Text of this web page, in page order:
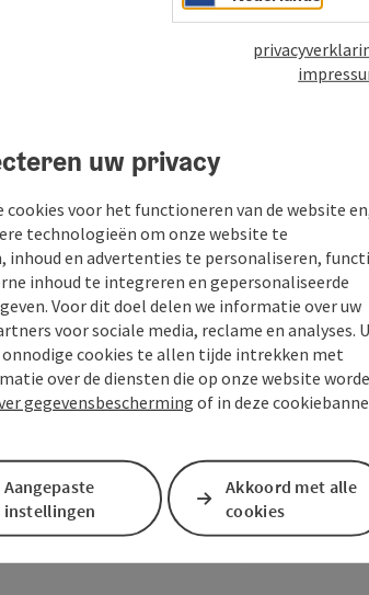
– Liebenau – Tanner
– St. Georgen/W. –
terug naar het hotel (ca. 85
– St. Thomas – Bad
themen/sommer-im-
tour-de-alm.html
uw privacy
voor het functioneren van de website
technologieën om onze website te
en advertenties te personaliseren,
inhoud te integreren en gepersonaliseerde
Voor dit doel delen we informatie over uw
voor sociale media, reclame en analyses. U
cookies te allen tijde intrekken met
over de diensten die op onze website
gegevensbescherming of in deze
Aangepaste
instellingen
Akkoord met alle
cookies